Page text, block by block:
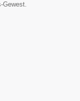
Gewest.